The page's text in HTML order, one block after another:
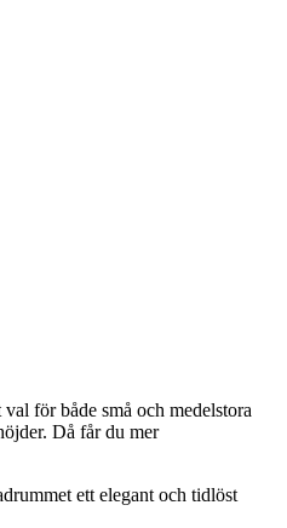
för både små och medelstora
Då får du mer
ett elegant och tidlöst